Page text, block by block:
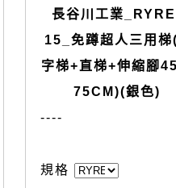
長谷川工業
15_免蹲超人三用
字梯+直梯+伸縮腳
75CM)(銀色)
----
規格